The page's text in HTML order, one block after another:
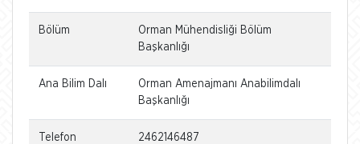
Bölüm
Orman Mühendisliği Bölüm
Başkanlığı
Ana Bilim Dalı
Orman Amenajmanı Anabilimdalı
Başkanlığı
Telefon 2462146487